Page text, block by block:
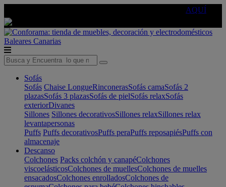
AQUÍ
Baleares Canarias
Sofás
Sofás Chaise LongueRinconerasSofás camaSofás 2
plazasSofás 3 plazasSofás de pielSofás relaxSofás
exteriorDivanes
Sillones Sillones decorativosSillones relaxSillones relax
levantapersonas
Puffs Puffs decorativosPuffs peraPuffs reposapiésPuffs con
almacenaje
Descanso
Colchones Packs colchón y canapéColchones
viscoelásticosColchones de muellesColchones de muelles
ensacadosColchones enrolladosColchones de